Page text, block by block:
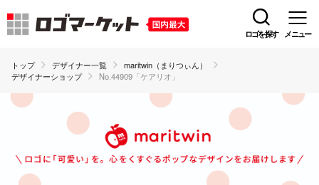
ロゴを探す メニュー
トップ デザイナー一覧
maritwin（まりつぃん）
デザイナーショップ
No.44909「ケアリオ」